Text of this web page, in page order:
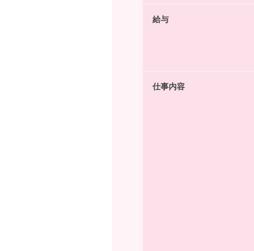
給与
仕事内容